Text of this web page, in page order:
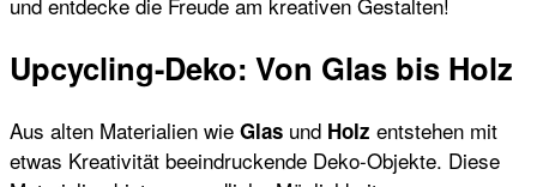
Upcycling-Deko: Von Glas bis Holz
Aus alten Materialien wie Glas und Holz entstehen mit
etwas Kreativität beeindruckende Deko-Objekte. Diese